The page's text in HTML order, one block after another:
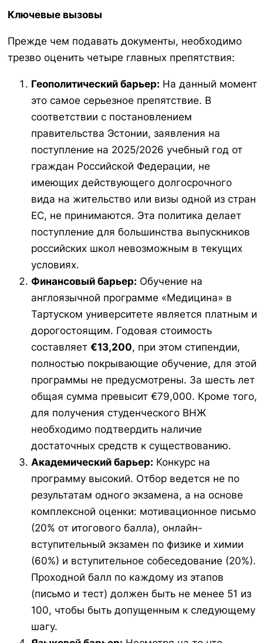
Ключевые вызовы
Прежде чем подавать документы, необходимо
трезво оценить четыре главных препятствия:
Геополитический барьер: На данный момент
это самое серьезное препятствие. В
соответствии с постановлением
правительства Эстонии, заявления на
поступление на 2025/2026 учебный год от
граждан Российской Федерации, не
имеющих действующего долгосрочного
вида на жительство или визы одной из стран
ЕС, не принимаются. Эта политика делает
поступление для большинства выпускников
российских школ невозможным в текущих
условиях.
Финансовый барьер: Обучение на
англоязычной программе «Медицина» в
Тартуском университете является платным и
дорогостоящим. Годовая стоимость
составляет €13,200, при этом стипендии,
полностью покрывающие обучение, для этой
программы не предусмотрены. За шесть лет
общая сумма превысит €79,000. Кроме того,
для получения студенческого ВНЖ
необходимо подтвердить наличие
достаточных средств к существованию.
Академический барьер: Конкурс на
программу высокий. Отбор ведется не по
результатам одного экзамена, а на основе
комплексной оценки: мотивационное письмо
(20% от итогового балла), онлайн-
вступительный экзамен по физике и химии
(60%) и вступительное собеседование (20%).
Проходной балл по каждому из этапов
(письмо и тест) должен быть не менее 51 из
100, чтобы быть допущенным к следующему
шагу.